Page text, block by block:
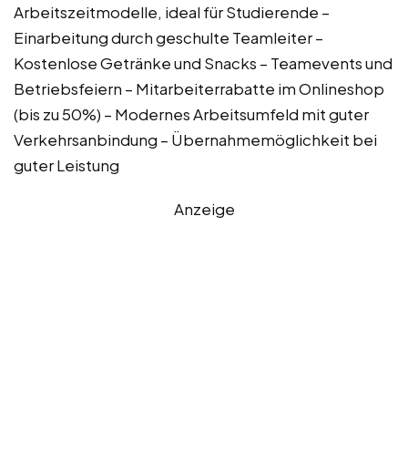
Arbeitszeitmodelle, ideal für Studierende –
Einarbeitung durch geschulte Teamleiter –
Kostenlose Getränke und Snacks – Teamevents und
Betriebsfeiern – Mitarbeiterrabatte im Onlineshop
(bis zu 50%) – Modernes Arbeitsumfeld mit guter
Verkehrsanbindung – Übernahmemöglichkeit bei
guter Leistung
Anzeige